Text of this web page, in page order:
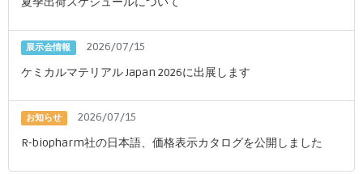
展示会情報
2026/07/15
ケミカルマテリアル Japan 2026に出展します
お知らせ
2026/07/15
R-biopharm社の日本語、価格表示カタログを公開しました